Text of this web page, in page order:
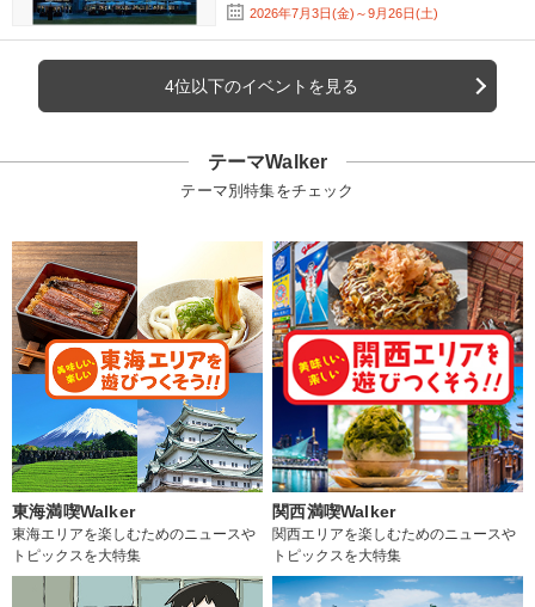
2026年7月3日(金)～9月26日(土)
4位以下のイベントを見る
テーマWalker
テーマ別特集をチェック
東海満喫Walker
東海エリアを楽しむためのニュースや
トピックスを大特集
関西満喫Walker
関西エリアを楽しむためのニュースや
トピックスを大特集